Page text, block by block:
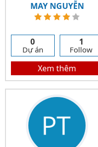
MAY NGUYỄN
0
Dự án
1
Follow
Xem thêm